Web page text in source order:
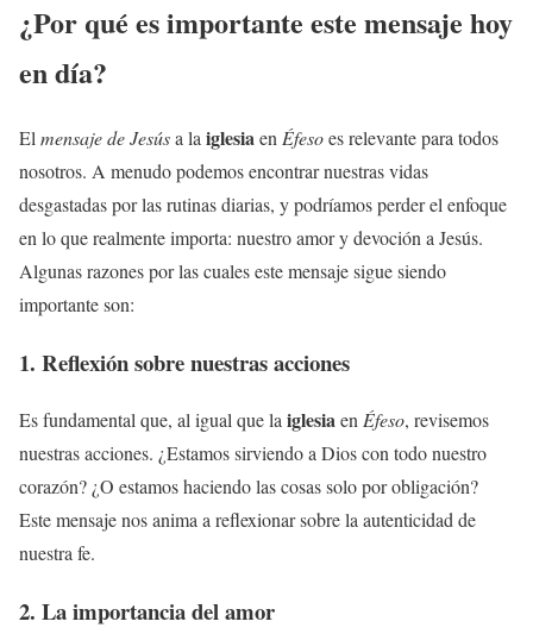
¿Por qué es importante este mensaje hoy
en día?
El mensaje de Jesúsa la iglesiaen Éfesoes relevante para todos
nosotros. A menudo podemos encontrar nuestras vidas
desgastadas por las rutinas diarias, y podríamos perder el enfoque
en lo que realmente importa: nuestro amor y devoción a Jesús.
Algunas razones por las cuales este mensaje sigue siendo
importante son:
1. Reflexión sobre nuestras acciones
Es fundamental que, al igual que laiglesiaenÉfeso, revisemos
nuestras acciones. ¿Estamos sirviendo a Dios con todo nuestro
corazón? ¿O estamos haciendo las cosas solo por obligación?
Este mensaje nos anima a reflexionar sobre la autenticidad de
nuestra fe.
2. La importancia del amor